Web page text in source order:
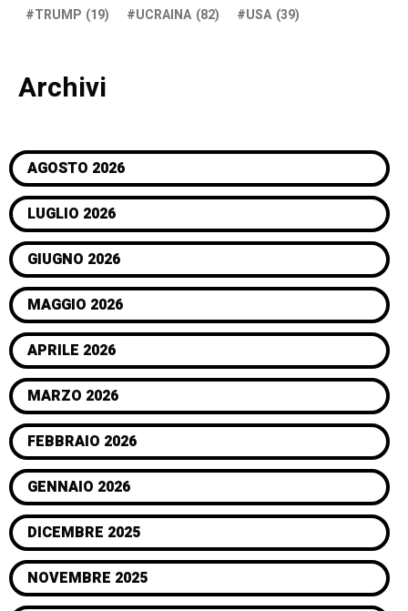
TRUMP (19) UCRAINA (82) USA (39)
Archivi
AGOSTO 2026
LUGLIO 2026
GIUGNO 2026
MAGGIO 2026
APRILE 2026
MARZO 2026
FEBBRAIO 2026
GENNAIO 2026
DICEMBRE 2025
NOVEMBRE 2025